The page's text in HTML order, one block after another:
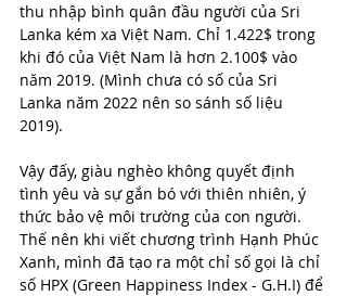
thu nhập bình quân đầu người của Sri
Lanka kém xa Việt Nam. Chỉ 1.422$ trong
khi đó của Việt Nam là hơn 2.100$ vào
năm 2019. (Mình chưa có số của Sri
Lanka năm 2022 nên so sánh số liệu
2019).
Vậy đấy, giàu nghèo không quyết định
tình yêu và sự gắn bó với thiên nhiên, ý
thức bảo vệ môi trường của con người.
Thế nên khi viết chương trình Hạnh Phúc
Xanh, mình đã tạo ra một chỉ số gọi là chỉ
số HPX (Green Happiness Index - G.H.I) để